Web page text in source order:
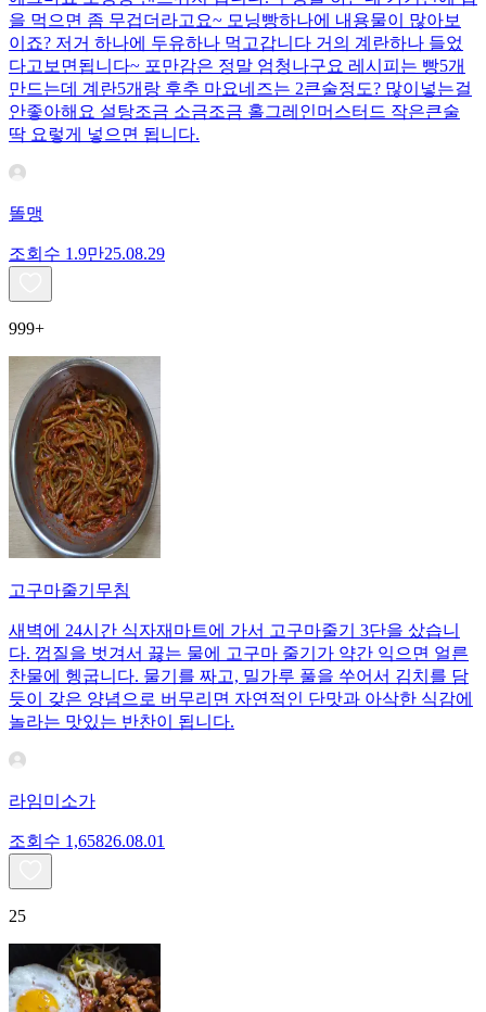
을 먹으면 좀 무겁더라고요~ 모닝빵하나에 내용물이 많아보
이죠? 저거 하나에 두유하나 먹고갑니다 거의 계란하나 들었
다고보면됩니다~ 포만감은 정말 엄청나구요 레시피는 빵5개
만드는데 계란5개랑 후추 마요네즈는 2큰술정도? 많이넣는걸
안좋아해요 설탕조금 소금조금 홀그레인머스터드 작은큰술
딱 요렇게 넣으면 됩니다.
똘맹
조회수 1.9만25.08.29
999+
고구마줄기무침
새벽에 24시간 식자재마트에 가서 고구마줄기 3단을 샀습니
다. 껍질을 벗겨서 끓는 물에 고구마 줄기가 약간 익으면 얼른
찬물에 헹굽니다. 물기를 짜고, 밀가루 풀을 쑤어서 김치를 담
듯이 갖은 양념으로 버무리면 자연적인 단맛과 아삭한 식감에
놀라는 맛있는 반찬이 됩니다.
라임미소가
조회수 1,65826.08.01
25